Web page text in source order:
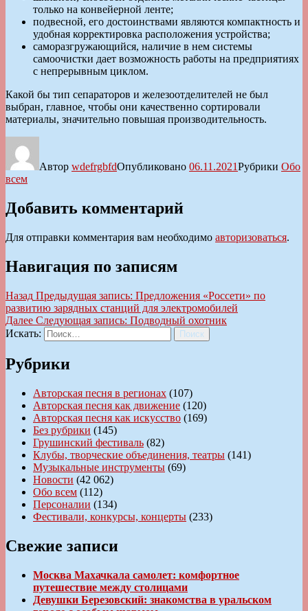
только на конвейерной ленте;
подвесной, его достоинствами являются компактность и
удобная корректировка расположения устройства;
саморазгружающийся, наличие в нем системы
самоочистки дает возможность работы на предприятиях
с непрерывным циклом.
Какой бы тип сепараторов и железоотделителей не был
выбран, главное, чтобы они качественно сортировали
материалы, значительно повышая производительность.
Автор wdefrgbfdОпубликовано 06.11.2021Рубрики Обо
всем
Добавить комментарий
Для отправки комментария вам необходимо авторизоваться.
Навигация по записям
Назад Предыдущая запись: Предложения «Россети» по
развитию зарядных станций для электромобилей
Далее Следующая запись: Подводный охотник
Искать:
Поиск
Рубрики
Авторская песня в регионах (107)
Авторская песня как движение (120)
Авторская песня как искусство (169)
Без рубрики (145)
Грушинский фестиваль (82)
Клубы, творческие объединения, театры (141)
Музыкальные инструменты (69)
Новости (42 062)
Обо всем (112)
Персоналии (134)
Фестивали, конкурсы, концерты (233)
Свежие записи
Москва Махачкала самолет: комфортное
путешествие между столицами
Девушки Березовский: знакомства в уральском